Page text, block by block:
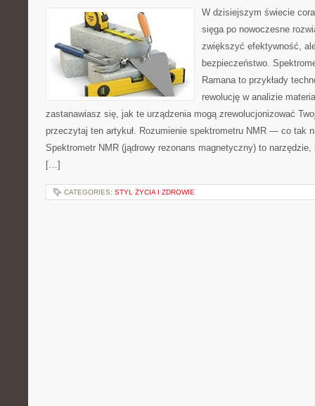
W dzisiejszym świecie
sięga po nowoczesne
zwiększyć efektywność,
bezpieczeństwo.
Ramana to przykłady
rewolucję w analizie
zastanawiasz się, jak te urządzenia mogą zrewolucjonizować
przeczytaj ten artykuł. Rozumienie spektrometru NMR — co tak
Spektrometr NMR (jądrowy rezonans magnetyczny) to
[…]
CATEGORIES: STYL ŻYCIA I ZDROWIE